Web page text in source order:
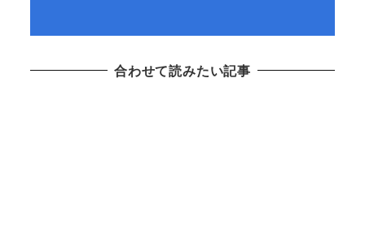
合わせて読みたい記事